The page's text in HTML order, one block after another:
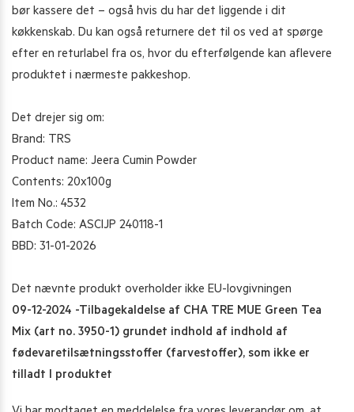
bør kassere det – også hvis du har det liggende i dit
køkkenskab. Du kan også returnere det til os ved at spørge
efter en returlabel fra os, hvor du efterfølgende kan aflevere
produktet i nærmeste pakkeshop.
Det drejer sig om:
Brand: TRS
Product name: Jeera Cumin Powder
Contents: 20x100g
Item No.: 4532
Batch Code: ASCIJP 240118-1
BBD: 31-01-2026
Det nævnte produkt overholder ikke EU-lovgivningen
09-12-2024 -Tilbagekaldelse af CHA TRE MUE Green Tea
Mix (art no. 3950-1) grundet indhold af indhold af
fødevaretilsætningsstoffer (farvestoffer), som ikke er
tilladt I produktet